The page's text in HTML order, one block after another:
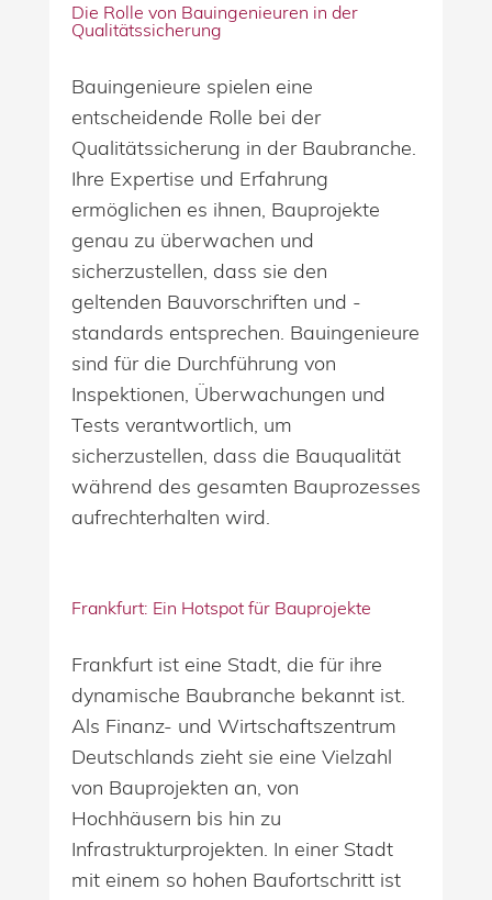
Die Rolle von Bauingenieuren in der
Qualitätssicherung
Bauingenieure spielen eine
entscheidende Rolle bei der
Qualitätssicherung in der Baubranche.
Ihre Expertise und Erfahrung
ermöglichen es ihnen, Bauprojekte
genau zu überwachen und
sicherzustellen, dass sie den
geltenden Bauvorschriften und -
standards entsprechen. Bauingenieure
sind für die Durchführung von
Inspektionen, Überwachungen und
Tests verantwortlich, um
sicherzustellen, dass die Bauqualität
während des gesamten Bauprozesses
aufrechterhalten wird.
Frankfurt: Ein Hotspot für Bauprojekte
Frankfurt ist eine Stadt, die für ihre
dynamische Baubranche bekannt ist.
Als Finanz- und Wirtschaftszentrum
Deutschlands zieht sie eine Vielzahl
von Bauprojekten an, von
Hochhäusern bis hin zu
Infrastrukturprojekten. In einer Stadt
mit einem so hohen Baufortschritt ist